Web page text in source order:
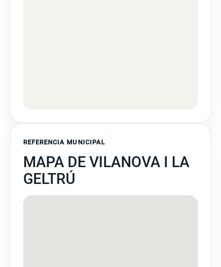
REFERENCIA MUNICIPAL
MAPA DE VILANOVA I LA
GELTRÚ